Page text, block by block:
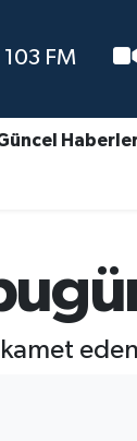
FM